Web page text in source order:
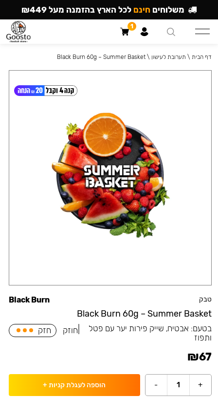
טבק
Black Burn 60g – Summer Basket
Black Burn
בטעם: אבטיח, שייק פירות יער עם פטל
ותפוז
חוזק חזק
₪67
+
1
- הוספה לעגלת קניות +
דף הבית \ תערובת לעישון \
Black Burn 60g – Summer Basket
משלוחים חינם לכל הארץ בהזמנה מעל ₪449
1